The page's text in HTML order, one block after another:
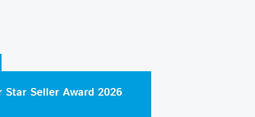
Star Seller Award 2026